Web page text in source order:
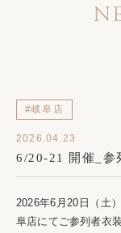
#岐阜店
2026.04.23
6/20-21 開催_参
2026年6 月20日（土
阜店にてご参列者衣